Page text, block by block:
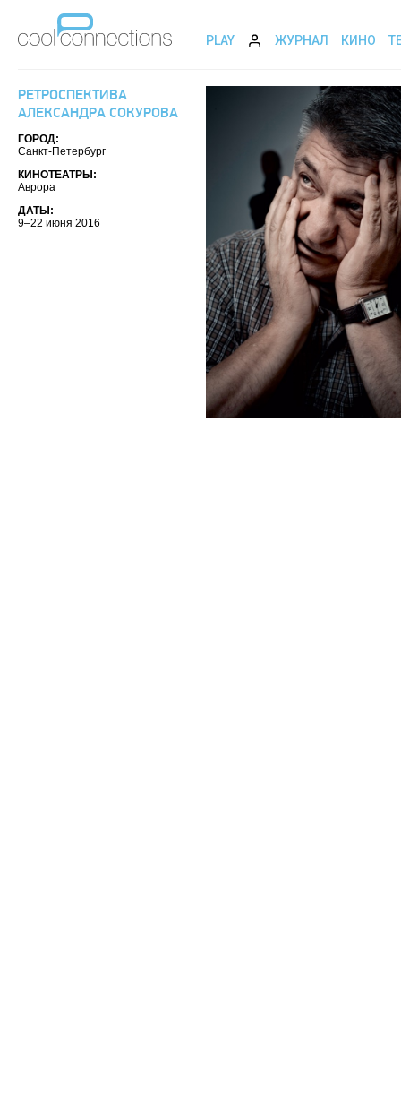
PLAY ЖУРНАЛ КИНО
РЕТРОСПЕКТИВА
АЛЕКСАНДРА СОКУРОВА
ГОРОД:
Санкт-Петербург
КИНОТЕАТРЫ:
Аврора
ДАТЫ:
9–22 июня 2016